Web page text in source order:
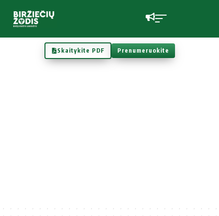
Skaitykite PDF Prenumeruokite